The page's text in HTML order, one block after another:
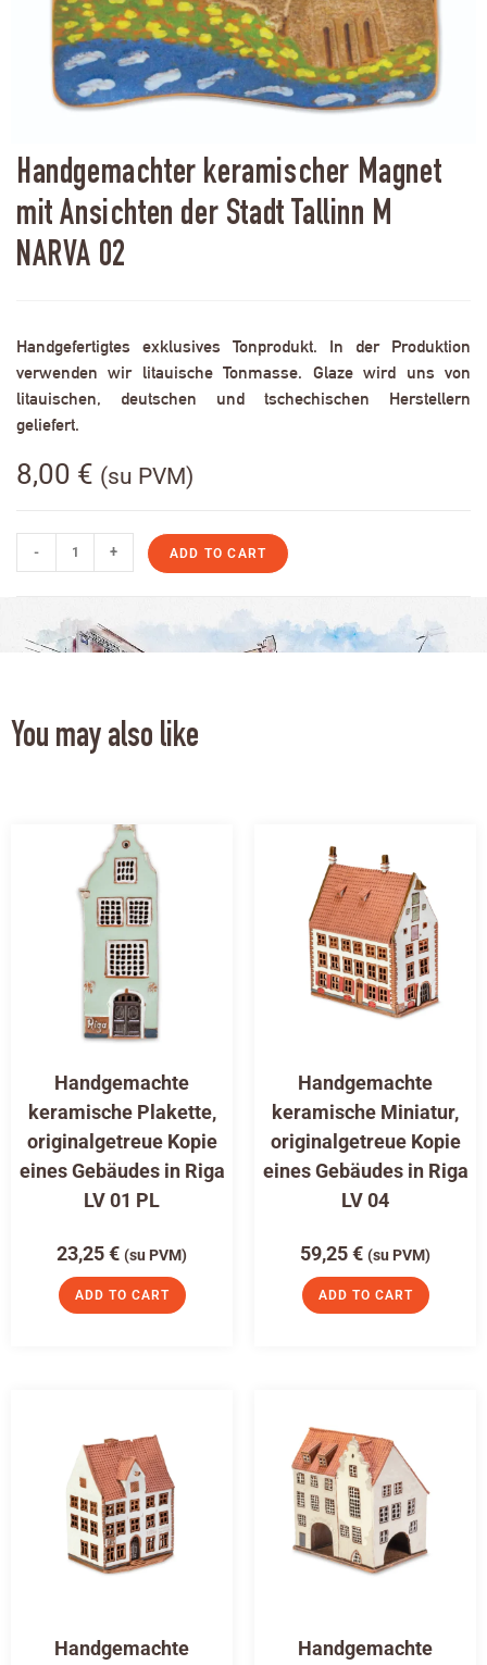
Handgemachter keramischer Magnet
mit Ansichten der Stadt Tallinn M
NARVA 02
Handgefertigtes exklusives Tonprodukt. In der Produktion
verwenden wir litauische Tonmasse. Glaze wird uns von
litauischen, deutschen und tschechischen Herstellern
geliefert.
8,00 € (su PVM)
- + ADD TO CART
You may also like
Handgemachte
keramische Plakette,
originalgetreue Kopie
eines Gebäudes in Riga
LV 01 PL
23,25€ (su PVM)
ADD TO CART
Handgemachte
keramische Miniatur,
originalgetreue Kopie
eines Gebäudes in Riga
LV 04
59,25€ (su PVM)
ADD TO CART
Handgemachte
Handgemachte